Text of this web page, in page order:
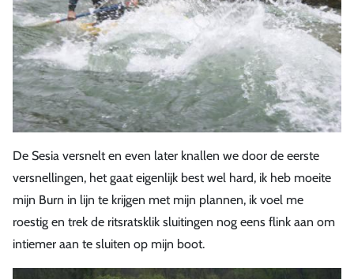
De Sesia versnelt en even later knallen we door de eerste
versnellingen, het gaat eigenlijk best wel hard, ik heb moeite
mijn Burn in lijn te krijgen met mijn plannen, ik voel me
roestig en trek de ritsratsklik sluitingen nog eens flink aan om
intiemer aan te sluiten op mijn boot.